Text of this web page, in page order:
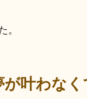
。
が叶わなく